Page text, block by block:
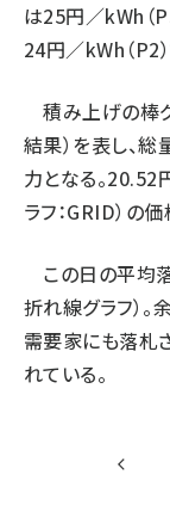
は25円／kWh（
24円／kWh（P2
積み上げの棒
結果）を表し、
力となる。20.52
ラフ：GRID）の
この日の平均
折れ線グラフ）
需要家にも落札
れている。
前ペ